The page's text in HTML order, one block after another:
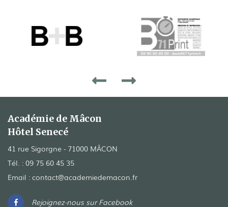
Académie de Mâcon
Hôtel Senecé
41 rue Sigorgne - 71000 MÂCON
Tél. : 09 75 60 45 35
Email : contact@academiedemacon.fr
Rejoignez-nous sur Facebook